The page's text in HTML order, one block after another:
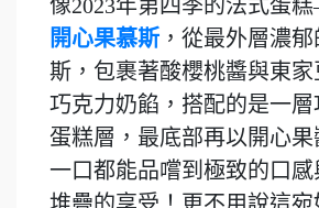
像2023年第四季的法式蛋
開心果慕斯 ，從最外層濃
斯，包裹著酸櫻桃醬與東
巧克力奶餡，搭配的是一
蛋糕層，最底部再以開心
一口都能品嚐到極致的口